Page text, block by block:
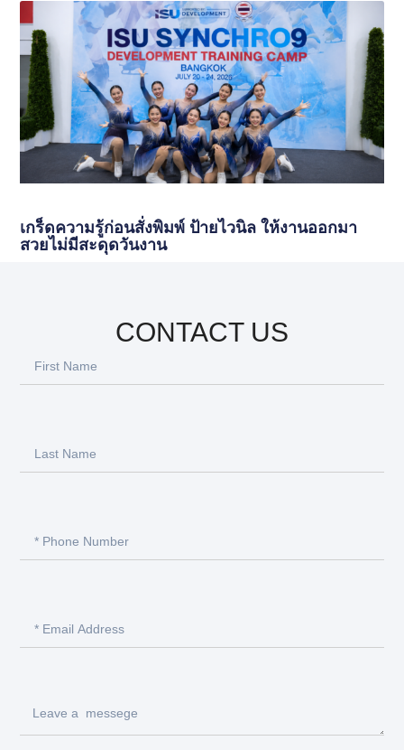
เกร็ดความรู้ก่อนสั่งพิมพ์ ป้ายไวนิล ให้งานออกมา
สวยไม่มีสะดุดวันงาน
CONTACT US